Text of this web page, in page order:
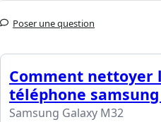
Poser une question
Comment nettoyer
téléphone samsung
Samsung Galaxy M32